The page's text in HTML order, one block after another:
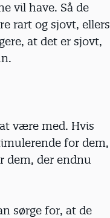
vil have. Så de
rart og sjovt, ellers
at det er sjovt,
være med. Hvis
for dem,
dem, der endnu
sørge for, at de